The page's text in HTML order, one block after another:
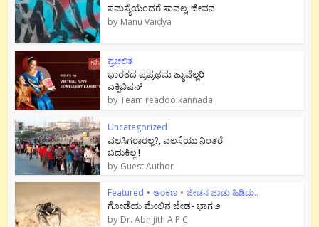
ಸಮಸ್ಯೆಯೆಂದರೆ ಸಾವಲ್ಲ, ಜೀವನ
by Manu Vaidya
ಪ್ರಚಲಿತ
ಭಾರತದ ಪ್ರಪ್ರಥಮ ಜ್ಯುವೆಲ್ಲರಿ
ಎಕ್ಸಿಬಿಷನ್
byTeam readoo kannada
Uncategorized
ವಲಸಿಗರಾರಲ್ಲ?, ವಲಸೆಯು ನಿಂತರೆ
ಬದುಕಿಲ್ಲ !
by Guest Author
Featured • ಅಂಕಣ • ಜೇಡನ ಜಾಡು ಹಿಡಿದು..
ಗೋಡೆಯ ಮೇಲಿನ ಜೇಡ- ಭಾಗ ೨
by Dr. Abhijith A P C